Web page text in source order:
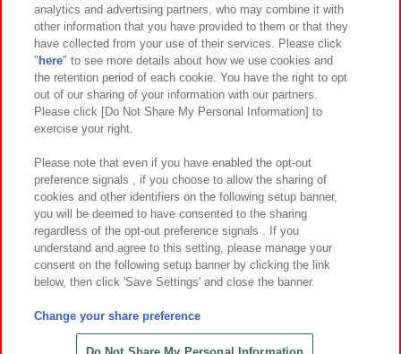
関連会社 サステナビリティ サイトポリシー
プライバシーポリシー ウェブアクセシビリティ方針と検証結果
お取引先さまとともに
カスタマーハラスメント対応方針 よくあるご質問・お問い合わせ
©Bandai Namco Amusement Inc.
©Bandai Namco Amusement Lab Inc.
©HANAYASHIKI Co., Ltd. All Rights Reserved.
analytics and advertising partners, who may combine it with
other information that you have provided to them or that they
have collected from your use of their services. Please click
" here" to see more details about how we use cookies and
the retention period of each cookie. You have the right to opt
out of our sharing of your information with our partners.
Please click [Do Not Share My Personal Information] to
exercise your right.
Please note that even if you have enabled the opt-out
preference signals , if you choose to allow the sharing of
cookies and other identifiers on the following setup banner,
you will be deemed to have consented to the sharing
regardless of the opt-out preference signals . If you
understand and agree to this setting, please manage your
consent on the following setup banner by clicking the link
below, then click 'Save Settings' and close the banner.
Change your share preference